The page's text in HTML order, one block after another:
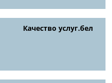
Качество услуг.бел